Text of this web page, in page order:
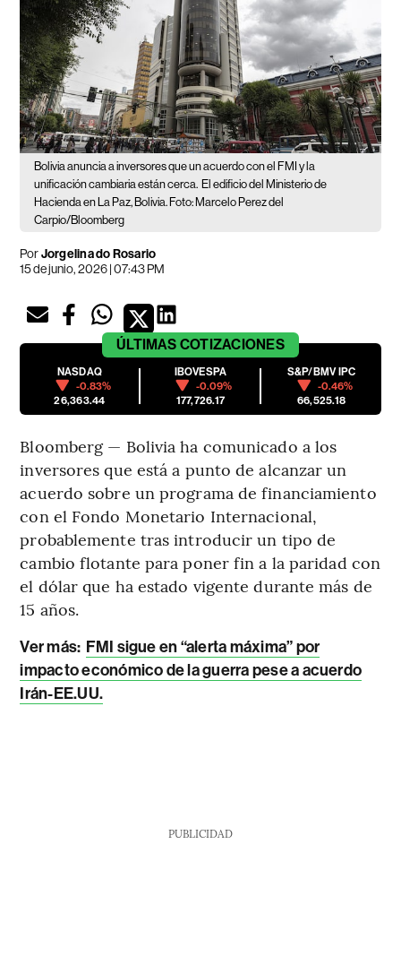
Bolivia anuncia a inversores que un acuerdo con el FMI y la
unificación cambiaria están cerca. El edificio del Ministerio de
Hacienda en La Paz, Bolivia. Foto: Marcelo Perez del
Carpio/Bloomberg
PorJorgelina do Rosario
15 de junio, 2026 | 07:43 PM
ÚLTIMAS COTIZACIONES
NASDAQ
-0.83%
26,363.44
IBOVESPA
-0.09%
177,726.17
S&P/BMV IPC
-0.46%
66,525.18
Bloomberg — Bolivia ha comunicado a los
inversores que está a punto de alcanzar un
acuerdo sobre un programa de financiamiento
con el Fondo Monetario Internacional,
probablemente tras introducir un tipo de
cambio flotante para poner fin a la paridad con
el dólar que ha estado vigente durante más de
15 años.
Ver más: FMI sigue en “alerta máxima” por
impacto económico de la guerra pese a acuerdo
Irán-EE.UU.
PUBLICIDAD